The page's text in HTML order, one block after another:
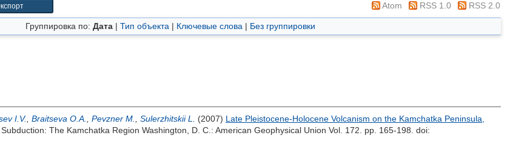
Atom RSS 1.0 RSS 2.0
Группировка по: Дата | Тип объекта | Ключевые слова | Без группировки
I.V. Braitseva O.A. Pevzner M. Sulerzhitskii L. (2007) Late Pleistocene-Holocene Volcanism on the Kamchatka Peninsula,
The Kamchatka Region Washington, D. C.: American Geophysical Union Vol. 172. pp. 165-198. doi: